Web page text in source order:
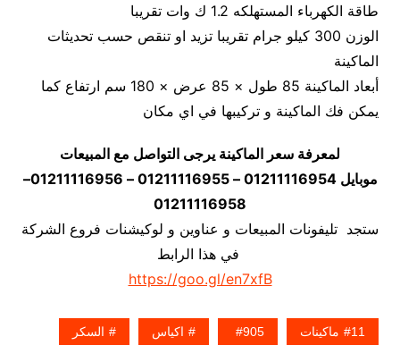
طاقة الكهرباء المستهلكه 1.2 ك وات تقريبا
الوزن 300 كيلو جرام تقريبا تزيد او تنقص حسب تحديثات
الماكينة
أبعاد الماكينة 85 طول × 85 عرض × 180 سم ارتفاع كما
يمكن فك الماكينة و تركيبها في اي مكان
لمعرفة سعر الماكينة يرجى التواصل مع المبيعات
موبايل 01211116954 – 01211116955 – 01211116956–
01211116958
ستجد تليفونات المبيعات و عناوين و لوكيشنات فروع الشركة
في هذا الرابط
https://goo.gl/en7xfB
11ماكينات 905 اكياس السكر